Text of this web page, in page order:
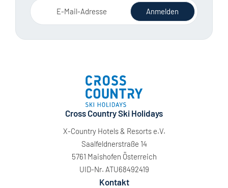
E-Mail-Adresse Anmelden
Cross Country Ski Holidays
X-Country Hotels & Resorts e.V.
Saalfeldnerstraße 14
5761 Maishofen Österreich
UID-Nr. ATU68492419
Kontakt